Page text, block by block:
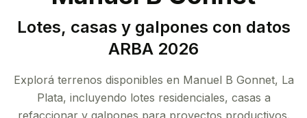
Lotes, casas y galpones con datos
ARBA 2026
Explorá terrenos disponibles en Manuel B Gonnet, La
Plata, incluyendo lotes residenciales, casas a
refaccionar y galpones para proyectos productivos.